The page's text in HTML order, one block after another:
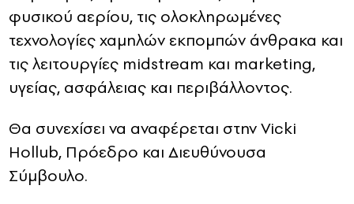
φυσικού αερίου, τις ολοκληρωμένες
τεχνολογίες χαμηλών εκπομπών άνθρακα και
τις λειτουργίες midstream και marketing,
υγείας, ασφάλειας και περιβάλλοντος.
Θα συνεχίσει να αναφέρεται στην Vicki
Hollub, Πρόεδρο και Διευθύνουσα
Σύμβουλο.